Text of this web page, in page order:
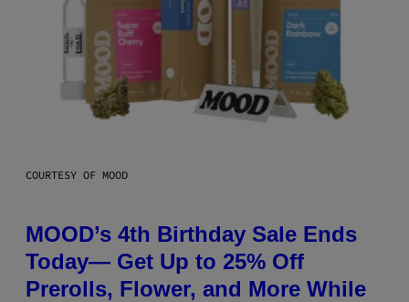
COURTESY OF MOOD
MOOD’s 4th Birthday Sale Ends
Today— Get Up to 25% Off
Prerolls, Flower, and More While